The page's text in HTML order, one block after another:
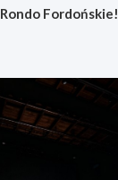
Fordońskie!